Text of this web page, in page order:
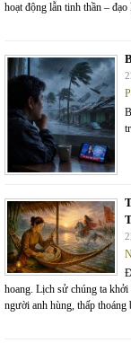
hoạt động lẫn tinh thần –
hoang. Lịch sử chúng ta
người anh hùng, thấp